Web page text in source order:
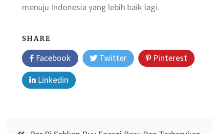
menuju Indonesia yang lebih baik lagi.
SHARE
Facebook Twitter
Pinterest
Linkedin
Post